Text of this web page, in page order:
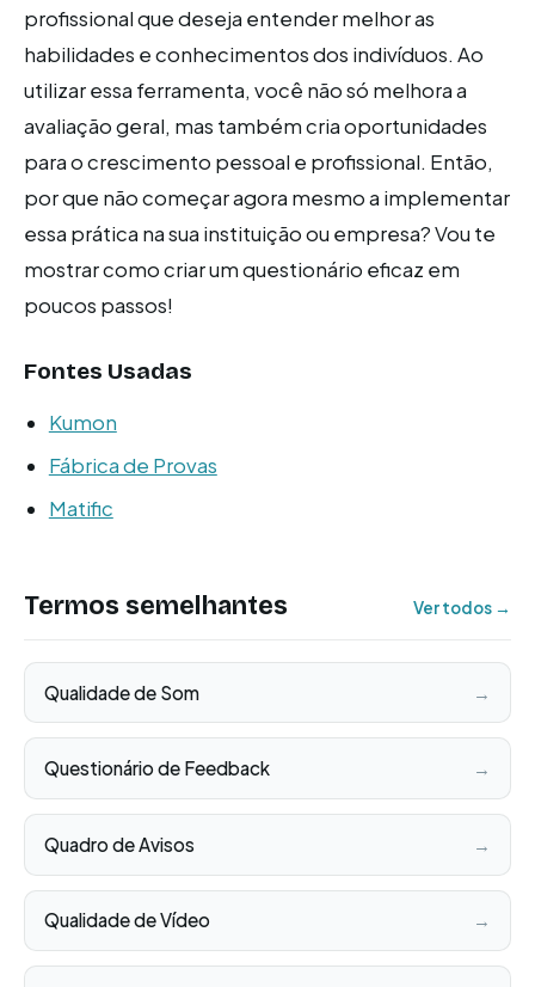
profissional que deseja entender melhor as
habilidades e conhecimentos dos indivíduos. Ao
utilizar essa ferramenta, você não só melhora a
avaliação geral, mas também cria oportunidades
para o crescimento pessoal e profissional. Então,
por que não começar agora mesmo a implementar
essa prática na sua instituição ou empresa? Vou te
mostrar como criar um questionário eficaz em
poucos passos!
Fontes Usadas
Kumon
Fábrica de Provas
Matific
Termos semelhantes Ver todos →
Qualidade de Som →
Questionário de Feedback →
Quadro de Avisos →
Qualidade de Vídeo →